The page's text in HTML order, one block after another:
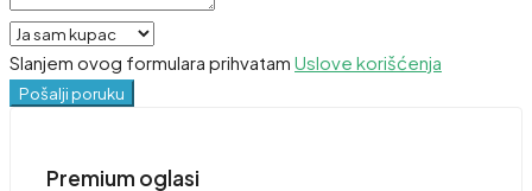
Slanjem ovog formulara prihvatam Uslove korišćenja
Pošalji poruku
Premium oglasi